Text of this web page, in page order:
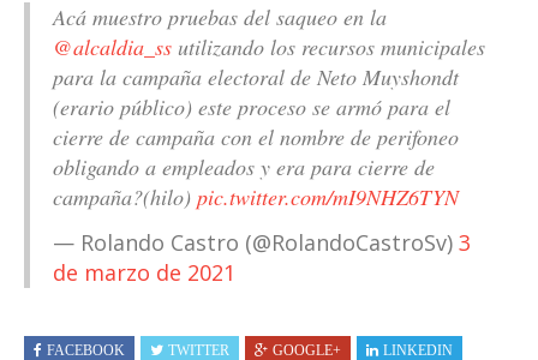
Acá muestro pruebas del saqueo en la
@alcaldia_ss utilizando los recursos municipales
para la campaña electoral de Neto Muyshondt
(erario público) este proceso se armó para el
cierre de campaña con el nombre de perifoneo
obligando a empleados y era para cierre de
campaña?(hilo) pic.twitter.com/mI9NHZ6TYN
— Rolando Castro (@RolandoCastroSv) 3
de marzo de 2021
FACEBOOK TWITTER GOOGLE+
LINKEDIN